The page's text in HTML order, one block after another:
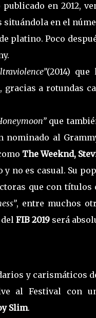
en 2012,
situándola en el
platino. Poco
(2014)
a rotundas
que
nominado al
The Weeknd,
y no es casual. Su
que con títulos
, entre muchos
del FIB 2019será
y carismáticos
al Festival con
Slim.